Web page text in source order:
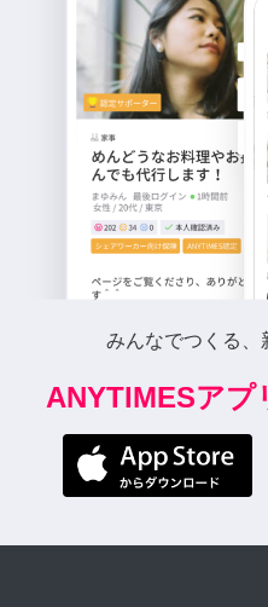
みんなでつくる、
ANYTIMESアプ